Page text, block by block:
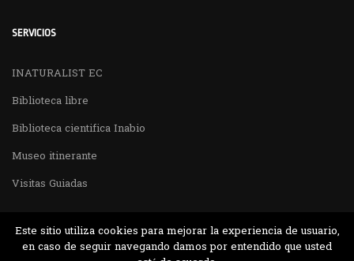
SERVICIOS
INATURALIST EC
Biblioteca libre
Biblioteca cientifica Inabio
Museo itinerante
Visitas Guiadas
Este sitio utiliza cookies para mejorar la experiencia de usuario,
en caso de seguir navegando damos por entendido que usted